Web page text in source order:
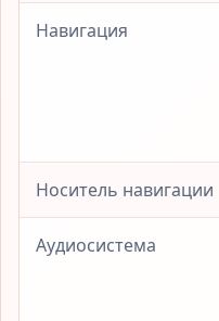
Навигация
Носитель навигации
Аудиосистема